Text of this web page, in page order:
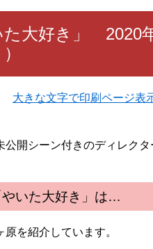
大好き」 2020
大きな文字で印刷ページ表
開シーン付きのディレク
いた大好き」は…
を紹介しています。